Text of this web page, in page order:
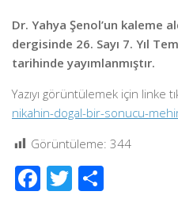
Dr. Yahya Şenol’un kaleme
dergisinde 26. Sayı 7. Yıl
tarihinde yayımlanmıştır.
Yazıyı görüntülemek için linke
nikahin-dogal-bir-sonucu-
Görüntüleme: 344
Facebook
Twitter